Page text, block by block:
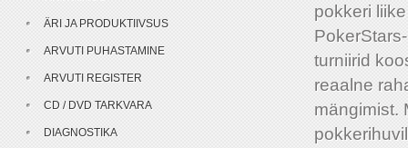
pokkeri
turniirid
reaalne
mängimist.
ÄRI JA PRODUKTIIVSUS
ARVUTI PUHASTAMINE
ARVUTI REGISTER
CD / DVD TARKVARA
DIAGNOSTIKA